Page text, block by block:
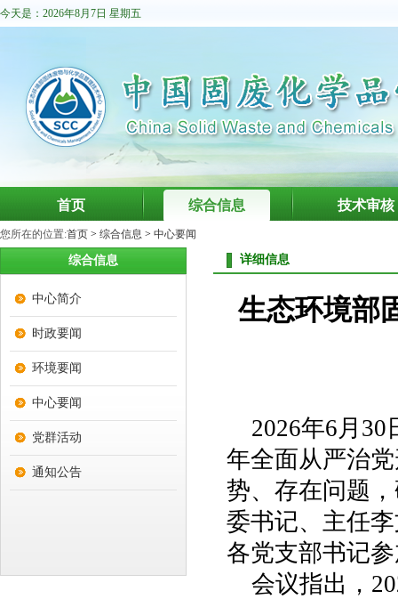
今天是：2026年8月7日 星期五
首页 综合信息 技术审核
您所在的位置:首页 > 综合信息 > 中心要闻
综合信息
中心简介
时政要闻
环境要闻
中心要闻
党群活动
通知公告
详细信息
生态环境部
2026年6月
年全面从严治
势、存在问题
委书记、主任
各党支部书记
会议指出，